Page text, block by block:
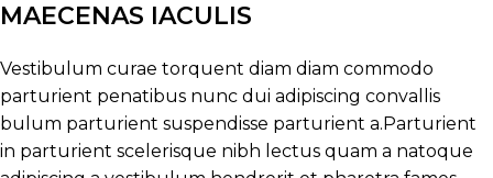
MAECENAS IACULIS
Vestibulum curae torquent diam diam commodo
parturient penatibus nunc dui adipiscing convallis
bulum parturient suspendisse parturient a.Parturient
in parturient scelerisque nibh lectus quam a natoque